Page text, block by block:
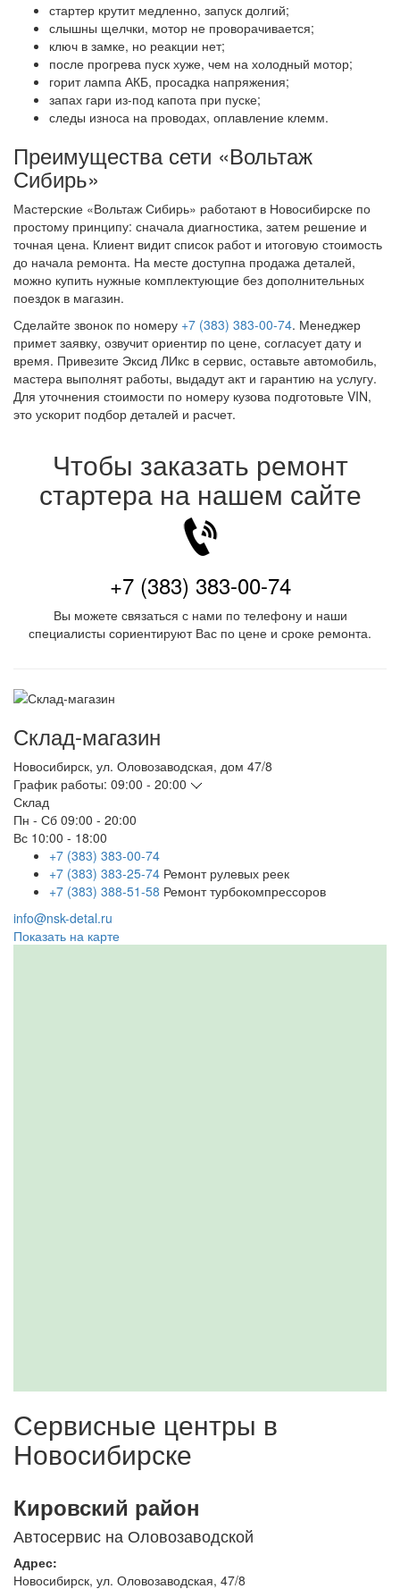
стартер крутит медленно, запуск долгий;
слышны щелчки, мотор не проворачивается;
ключ в замке, но реакции нет;
после прогрева пуск хуже, чем на холодный мотор;
горит лампа АКБ, просадка напряжения;
запах гари из-под капота при пуске;
следы износа на проводах, оплавление клемм.
Преимущества сети «Вольтаж
Сибирь»
Мастерские «Вольтаж Сибирь» работают в Новосибирске по
простому принципу: сначала диагностика, затем решение и
точная цена. Клиент видит список работ и итоговую стоимость
до начала ремонта. На месте доступна продажа деталей,
можно купить нужные комплектующие без дополнительных
поездок в магазин.
Сделайте звонок по номеру +7 (383) 383-00-74. Менеджер
примет заявку, озвучит ориентир по цене, согласует дату и
время. Привезите Эксид ЛИкс в сервис, оставьте автомобиль,
мастера выполнят работы, выдадут акт и гарантию на услугу.
Для уточнения стоимости по номеру кузова подготовьте VIN,
это ускорит подбор деталей и расчет.
Чтобы заказать ремонт
стартера на нашем сайте
+7 (383) 383-00-74
Вы можете связаться с нами по телефону и наши
специалисты сориентируют Вас по цене и сроке ремонта.
Склад-магазин
Новосибирск, ул. Оловозаводская, дом 47/8
График работы: 09:00 - 20:00
Склад
Пн - Сб 09:00 - 20:00
Вс 10:00 - 18:00
+7 (383) 383-00-74
+7 (383) 383-25-74 Ремонт рулевых реек
+7 (383) 388-51-58 Ремонт турбокомпрессоров
info@nsk-detal.ru
Показать на карте
Сервисные центры в
Новосибирске
Кировский район
Автосервис на Оловозаводской
Адрес:
Новосибирск, ул. Оловозаводская, 47/8